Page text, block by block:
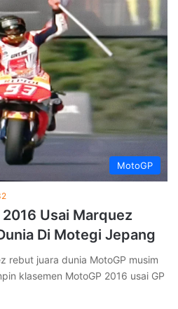
MotoGP
Usai Marquez
Di Motegi Jepang
rebut juara dunia MotoGP musim
klasemen MotoGP 2016 usai GP